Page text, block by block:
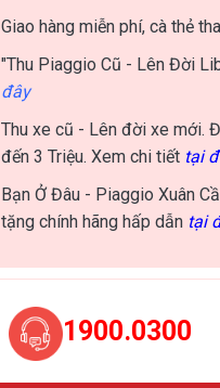
Giao hàng miễn phí, cà thẻ
"Thu Piaggio Cũ - Lên Đời
đây
Thu xe cũ - Lên đời xe mới.
đến 3 Triệu. Xem chi tiết tại
Bạn Ở Đâu - Piaggio Xuân
tặng chính hãng hấp dẫn tại
1900.0300